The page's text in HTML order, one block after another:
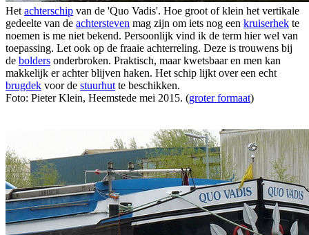
Het achterschip van de 'Quo Vadis'. Hoe groot of klein het vertikale
gedeelte van de achtersteven mag zijn om iets nog een kruiserhek te
noemen is me niet bekend. Persoonlijk vind ik de term hier wel van
toepassing. Let ook op de fraaie achterreling. Deze is trouwens bij
de bolders onderbroken. Praktisch, maar kwetsbaar en men kan
makkelijk er achter blijven haken. Het schip lijkt over een echt
brugdek voor de stuurhut te beschikken.
Foto: Pieter Klein, Heemstede mei 2015. (groter formaat)